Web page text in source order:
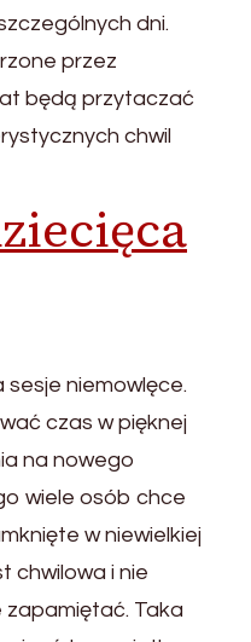
dni.
przez
będą przytaczać
chwil
niemowlęce.
czas w pięknej
na nowego
wiele osób chce
w niewielkiej
chwilowa i nie
Taka